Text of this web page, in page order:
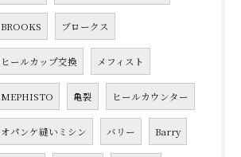
BROOKS ブロークス
ヒールカップ交換 メフィスト
MEPHISTO 亀裂 ヒールカウンター
オパンケ縫いミシン バリー Barry